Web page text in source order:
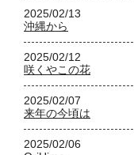
2025/02/13
沖縄から
2025/02/12
咲くやこの花
2025/02/07
来年の今頃は
2025/02/06